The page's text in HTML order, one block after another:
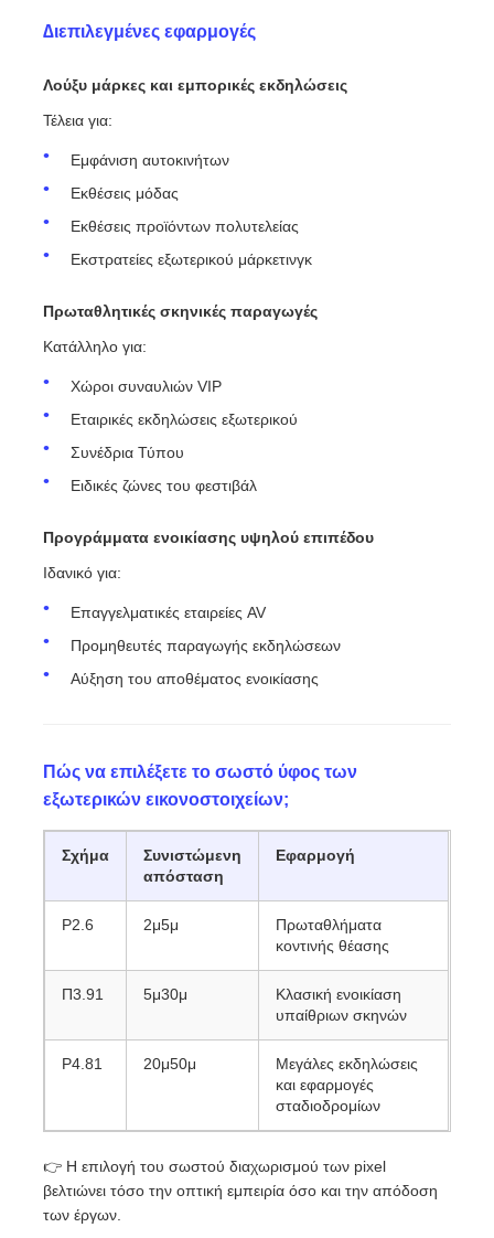
∆ιεπιλεγμένες εφαρμογές
Λούξυ μάρκες και εμπορικές εκδηλώσεις
Τέλεια για:
Εμφάνιση αυτοκινήτων
Εκθέσεις μόδας
Εκθέσεις προϊόντων πολυτελείας
Εκστρατείες εξωτερικού μάρκετινγκ
Πρωταθλητικές σκηνικές παραγωγές
Κατάλληλο για:
Χώροι συναυλιών VIP
Εταιρικές εκδηλώσεις εξωτερικού
Συνέδρια Τύπου
Ειδικές ζώνες του φεστιβάλ
Προγράμματα ενοικίασης υψηλού επιπέδου
Ιδανικό για:
Επαγγελματικές εταιρείες AV
Προμηθευτές παραγωγής εκδηλώσεων
Αύξηση του αποθέματος ενοικίασης
Πώς να επιλέξετε το σωστό ύφος των
εξωτερικών εικονοστοιχείων;
Σχήμα
Συνιστώμενη
απόσταση
Εφαρμογή
P2.6 2μ5μ
Πρωταθλήματα
κοντινής θέασης
Π3.91 5μ30μ
Κλασική ενοικίαση
υπαίθριων σκηνών
P4.81 20μ50μ
Μεγάλες εκδηλώσεις
και εφαρμογές
σταδιοδρομίων
👉 Η επιλογή του σωστού διαχωρισμού των pixel
βελτιώνει τόσο την οπτική εμπειρία όσο και την απόδοση
των έργων.